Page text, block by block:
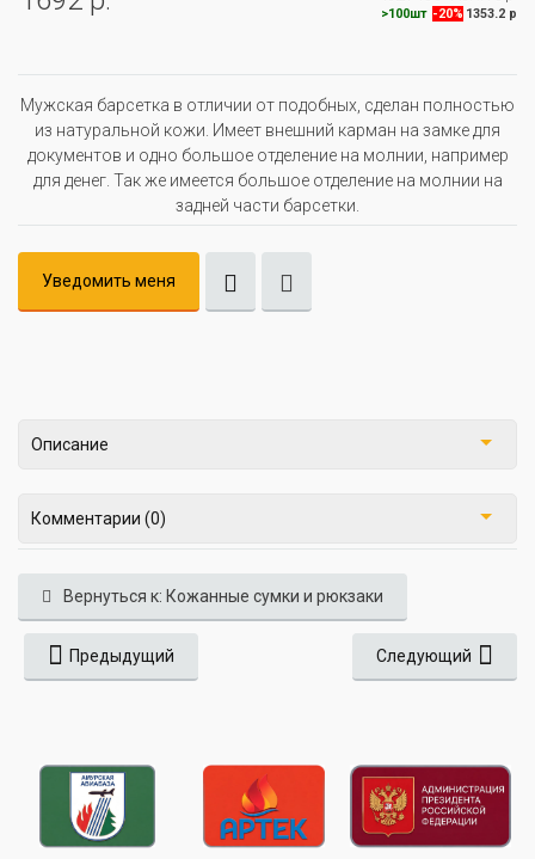
>100шт -20% 1353.2 р
Мужская барсетка в отличии от подобных, сделан полностью
из натуральной кожи. Имеет внешний карман на замке для
документов и одно большое отделение на молнии, например
для денег. Так же имеется большое отделение на молнии на
задней части барсетки.
Уведомить меня
Описание
Комментарии (0)
Вернуться к: Кожанные сумки и рюкзаки
Предыдущий Следующий